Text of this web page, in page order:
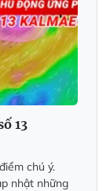
13
chú ý.
nhật những